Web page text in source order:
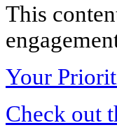
This
Your
Check out